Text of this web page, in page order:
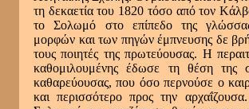
τη δεκαετία του 1820 τόσο από τον
το Σολωμό στο επίπεδο της
μορφών και των πηγών έμπνευσης δε
τους ποιητές της πρωτεύουσας. H
καθομιλουμένης έδωσε τη θέση της
καθαρεύουσας, που όσο περνούσε ο
και περισσότερο προς την